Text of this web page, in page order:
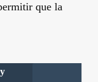
que la